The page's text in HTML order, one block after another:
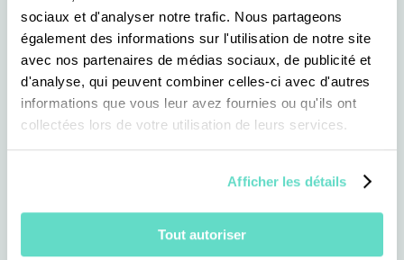
sociaux et d'analyser notre trafic. Nous partageons
également des informations sur l'utilisation de notre site
avec nos partenaires de médias sociaux, de publicité et
d'analyse, qui peuvent combiner celles-ci avec d'autres
informations que vous leur avez fournies ou qu'ils ont
collectées lors de votre utilisation de leurs services.
Afficher les détails
Tout autoriser